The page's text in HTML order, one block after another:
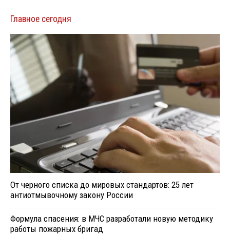
Главное сегодня
От черного списка до мировых стандартов: 25 лет
антиотмывочному закону России
Формула спасения: в МЧС разработали новую методику
работы пожарных бригад